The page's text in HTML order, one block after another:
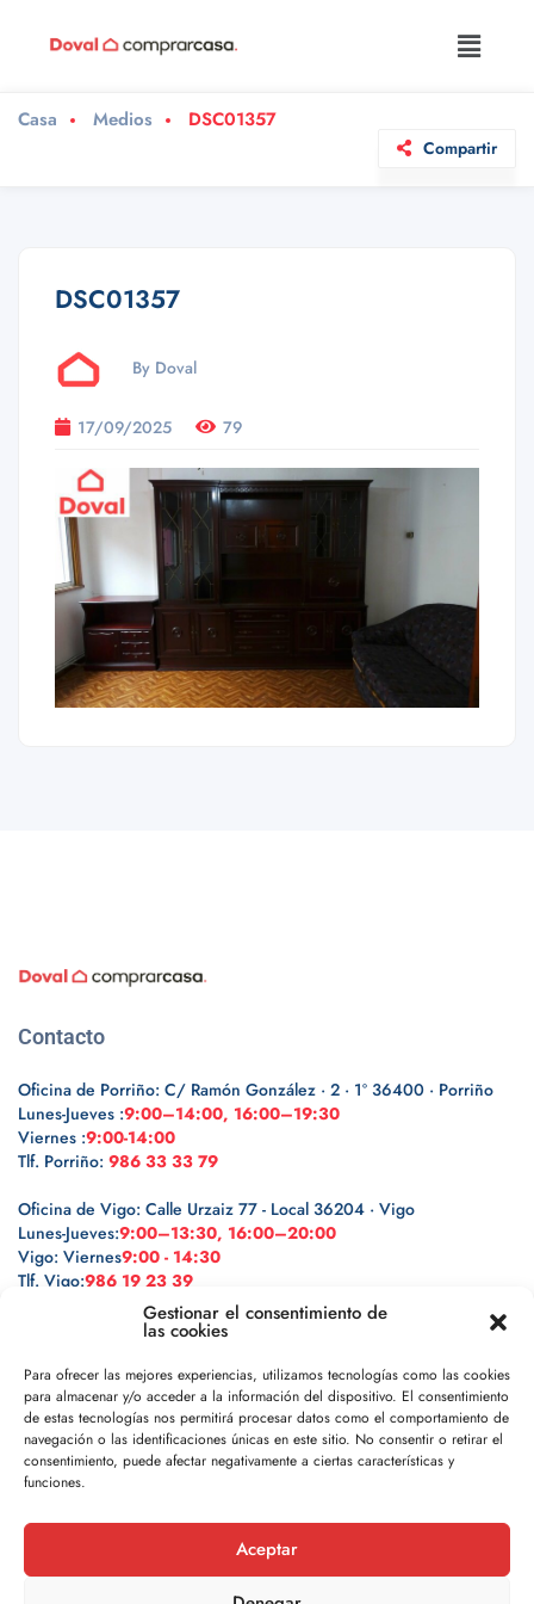
Gestionar el consentimiento de
las cookies
Para ofrecer las mejores experiencias, utilizamos tecnologías como las cookies
para almacenar y/o acceder a la información del dispositivo. El consentimiento
de estas tecnologías nos permitirá procesar datos como el comportamiento de
navegación o las identificaciones únicas en este sitio. No consentir o retirar el
consentimiento, puede afectar negativamente a ciertas características y
funciones.
Aceptar
Casa Medios DSC01357
Compartir
DSC01357
By Doval
17/09/2025 79
Contacto
Oficina de Porriño: C/ Ramón González · 2 · 1º 36400 · Porriño
Lunes-Jueves :9:00–14:00, 16:00–19:30
Viernes :9:00-14:00
Tlf. Porriño: 986 33 33 79
Oficina de Vigo: Calle Urzaiz 77 - Local 36204 · Vigo
Lunes-Jueves:9:00–13:30, 16:00–20:00
Vigo: Viernes9:00 - 14:30
Tlf. Vigo:986 19 23 39
Legal
Política de privacidad